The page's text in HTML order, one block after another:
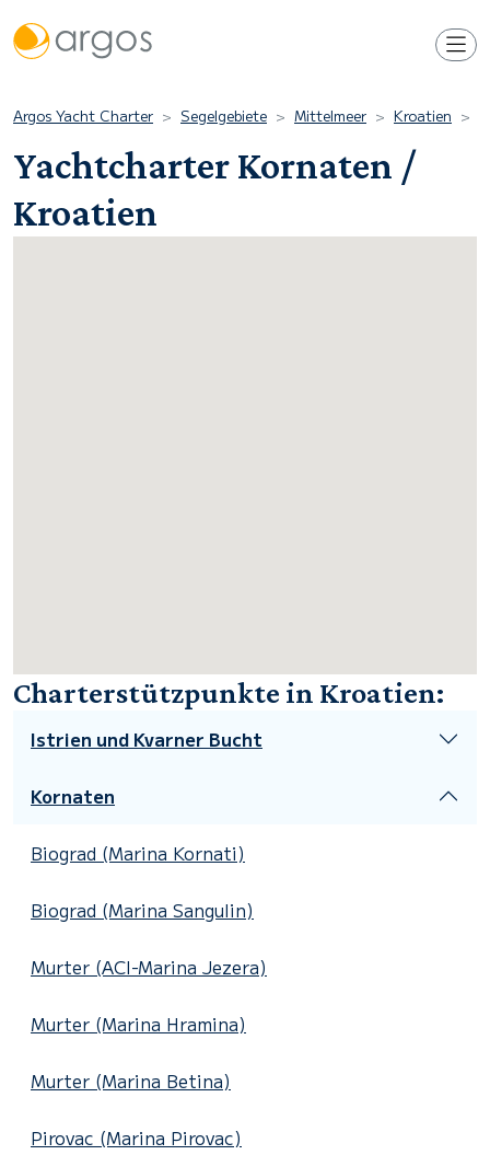
Argos Yacht Charter Segelgebiete Mittelmeer Kroatien
Yachtcharter Kornaten /
Kroatien
Charterstützpunkte in Kroatien:
Istrien und Kvarner Bucht
Kornaten
Biograd (Marina Kornati)
Biograd (Marina Sangulin)
Murter (ACI-Marina Jezera)
Murter (Marina Hramina)
Murter (Marina Betina)
Pirovac (Marina Pirovac)